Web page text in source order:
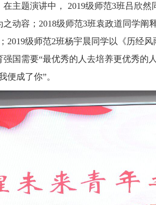
主题演讲中， 2019级师范3班吕欣
动容；2018级师范3班袁政道同学阐
2019级师范2班杨宇晨同学以《历经
国需要“最优秀的人去培养更优秀的
便成了你”。